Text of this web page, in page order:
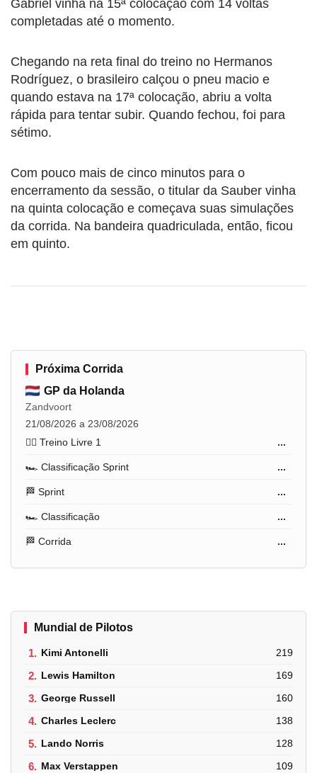
Gabriel vinha na 15ª colocação com 14 voltas
completadas até o momento.
Chegando na reta final do treino no Hermanos
Rodríguez, o brasileiro calçou o pneu macio e
quando estava na 17ª colocação, abriu a volta
rápida para tentar subir. Quando fechou, foi para
sétimo.
Com pouco mais de cinco minutos para o
encerramento da sessão, o titular da Sauber vinha
na quinta colocação e começava suas simulações
da corrida. Na bandeira quadriculada, então, ficou
em quinto.
Próxima Corrida
GP da Holanda
Zandvoort
21/08/2026 a 23/08/2026
🏋️‍♂️ Treino Livre 1
...
🏎️ Classificação Sprint ...
🏁 Sprint ...
🏎️ Classificação ...
🏁 Corrida ...
Mundial de Pilotos
1. Kimi Antonelli 219
2. Lewis Hamilton 169
3. George Russell 160
4. Charles Leclerc 138
5. Lando Norris 128
6. Max Verstappen 109